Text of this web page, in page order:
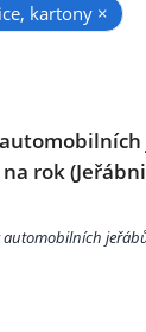
kartony ×
rok